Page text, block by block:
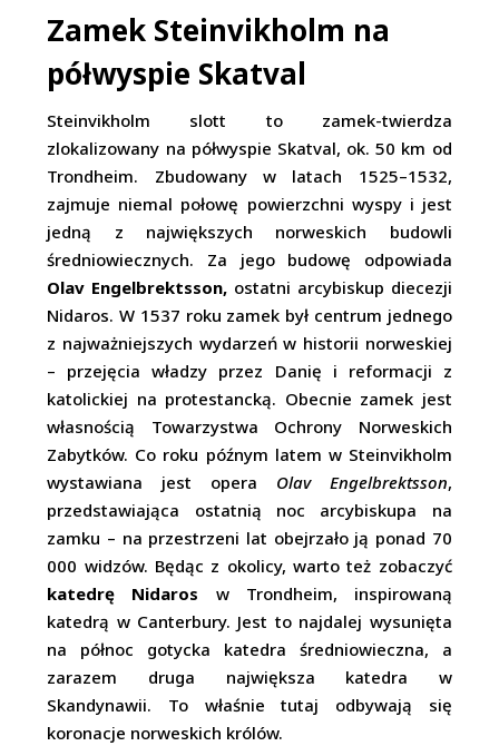
Zamek Steinvikholm na
półwyspie Skatval
Steinvikholm slott to zamek-twierdza
zlokalizowany na półwyspie Skatval, ok. 50 km od
Trondheim. Zbudowany w latach 1525–1532,
zajmuje niemal połowę powierzchni wyspy i jest
jedną z największych norweskich budowli
średniowiecznych. Za jego budowę odpowiada
Olav Engelbrektsson, ostatni arcybiskup diecezji
Nidaros. W 1537 roku zamek był centrum jednego
z najważniejszych wydarzeń w historii norweskiej
– przejęcia władzy przez Danię i reformacji z
katolickiej na protestancką. Obecnie zamek jest
własnością Towarzystwa Ochrony Norweskich
Zabytków. Co roku późnym latem w Steinvikholm
wystawiana jest opera Olav Engelbrektsson,
przedstawiająca ostatnią noc arcybiskupa na
zamku – na przestrzeni lat obejrzało ją ponad 70
000 widzów. Będąc z okolicy, warto też zobaczyć
katedrę Nidaros w Trondheim, inspirowaną
katedrą w Canterbury. Jest to najdalej wysunięta
na północ gotycka katedra średniowieczna, a
zarazem druga największa katedra w
Skandynawii. To właśnie tutaj odbywają się
koronacje norweskich królów.